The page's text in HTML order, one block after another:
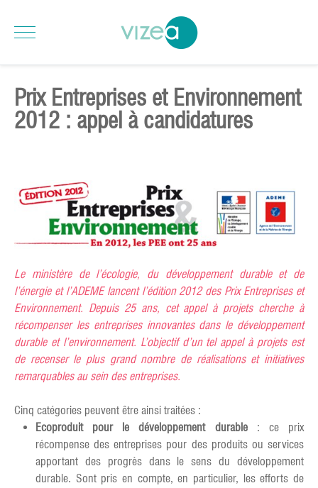
Prix Entreprises et Environnement
2012 : appel à candidatures
Le ministère de l’écologie, du développement durable et de
l’énergie et l’ADEME lancent l’édition 2012 des Prix Entreprises et
Environnement. Depuis 25 ans, cet appel à projets cherche à
récompenser les entreprises innovantes dans le développement
durable et l’environnement. L’objectif d’un tel appel à projets est
de recenser le plus grand nombre de réalisations et initiatives
remarquables au sein des entreprises.
Cinq catégories peuvent être ainsi traitées :
Ecoproduit pour le développement durable : ce prix
récompense des entreprises pour des produits ou services
apportant des progrès dans le sens du développement
durable. Sont pris en compte, en particulier, les efforts de